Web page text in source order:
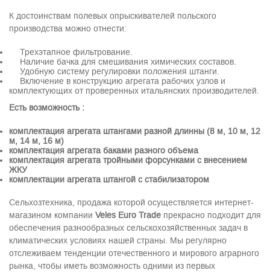
К достоинствам полевых опрыскивателей польского
производства можно отнести:
Трехэтапное фильтрование.
Наличие бачка для смешивания химических составов.
Удобную систему регулировки положения штанги.
Включение в конструкцию агрегата рабочих узлов и
комплектующих от проверенных итальянских производителей.
Есть возможность :
комплектация агрегата штангами разной длинны (8 м, 10 м, 12
м, 14 м, 16 м)
комплектация агрегата баками разного объема
комплектация агрегата тройными форсунками с внесением
ЖКУ
комплектации агрегата штангой с стабилизатором
Сельхозтехника, продажа которой осуществляется интернет-
магазином компании Veles Euro Trade прекрасно подходит для
обеспечения разнообразных сельскохозяйственных задач в
климатических условиях нашей страны. Мы регулярно
отслеживаем тенденции отечественного и мирового аграрного
рынка, чтобы иметь возможность одними из первых